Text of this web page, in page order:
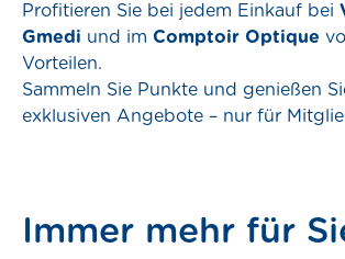
Bereitschaftsapotheken
Profitieren Sie bei jedem Einkauf bei
Gmedi und im Comptoir Optique
Vorteilen.
Sammeln Sie Punkte und genießen
exklusiven Angebote – nur für
Immer mehr für